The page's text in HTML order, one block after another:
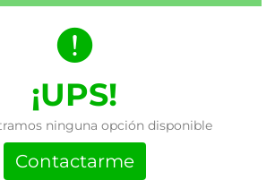
¡UPS!
ninguna opción disponible
Contactarme